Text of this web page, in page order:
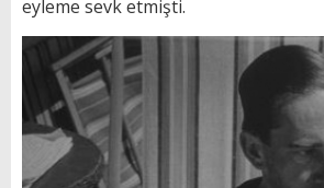
eyleme sevk etmişti.